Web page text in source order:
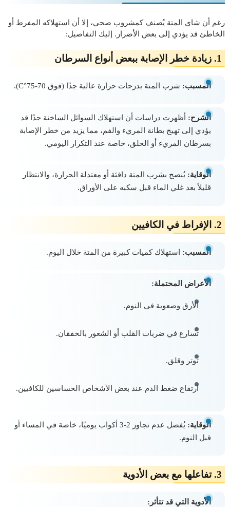
رغم أن شاي المتة يُصنف كمشروب صحي، إلا أن استهلاكه المفرط أو
الخاطئ قد يؤدي إلى بعض الأضرار. إليك التفاصيل:
1. زيادة خطر الإصابة ببعض أنواع السرطان
المسبب: شرب المتة بدرجات حرارة عالية جدًا (فوق 70-75°C).
الشرح: أظهرت دراسات أن استهلاك السوائل الساخنة جدًا قد
يؤدي إلى تهيج بطانة المريء والفم، مما يزيد من خطر الإصابة
بسرطان المريء أو الحلق، خاصة عند التكرار اليومي.
الوقاية: يُنصح بشرب المتة دافئة أو معتدلة الحرارة، والانتظار
قليلاً بعد غلي الماء قبل سكبه على الأوراق.
2. الإفراط في الكافيين
المسبب: استهلاك كميات كبيرة من المتة خلال اليوم.
الأعراض المحتملة:
الأرق وصعوبة في النوم.
تسارع في ضربات القلب أو الشعور بالخفقان.
توتر وقلق.
ارتفاع ضغط الدم عند بعض الأشخاص الحساسين للكافيين.
الوقاية:
يُفضل عدم تجاوز 2-3 أكواب يوميًا، خاصة في المساء أو
قبل النوم.
3. تفاعلها مع بعض الأدوية
الأدوية التي قد تتأثر: